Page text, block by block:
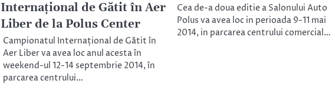
Internațional de Gătit în Aer
Liber de la Polus Center
Campionatul Internațional de Gătit în
Aer Liber va avea loc anul acesta în
weekend-ul 12-14 septembrie 2014, în
parcarea centrului…
Cea de-a doua editie a Salonului Auto
Polus va avea loc in perioada 9-11 mai
2014, in parcarea centrului comercial…